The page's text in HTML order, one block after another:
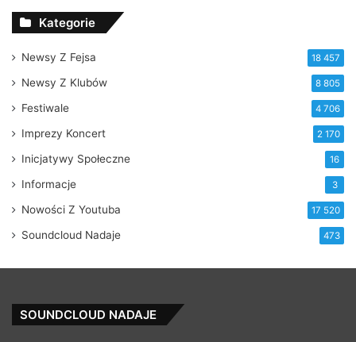
Kategorie
Newsy Z Fejsa 18 457
Newsy Z Klubów 8 805
Festiwale 4 706
Imprezy Koncert 2 170
Inicjatywy Społeczne 16
Informacje 3
Nowości Z Youtuba 17 520
Soundcloud Nadaje 473
SOUNDCLOUD NADAJE